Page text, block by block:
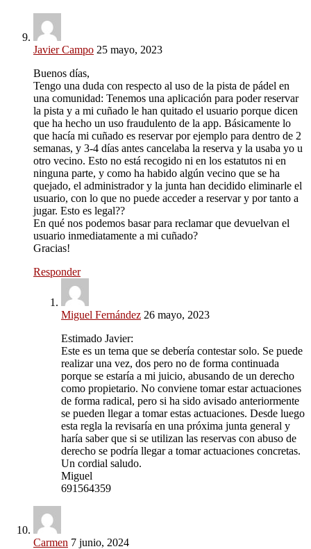
Javier Campo 25 mayo, 2023
Buenos días,
Tengo una duda con respecto al uso de la pista de pádel en
una comunidad: Tenemos una aplicación para poder reservar
la pista y a mi cuñado le han quitado el usuario porque dicen
que ha hecho un uso fraudulento de la app. Básicamente lo
que hacía mi cuñado es reservar por ejemplo para dentro de 2
semanas, y 3-4 días antes cancelaba la reserva y la usaba yo u
otro vecino. Esto no está recogido ni en los estatutos ni en
ninguna parte, y como ha habido algún vecino que se ha
quejado, el administrador y la junta han decidido eliminarle el
usuario, con lo que no puede acceder a reservar y por tanto a
jugar. Esto es legal??
En qué nos podemos basar para reclamar que devuelvan el
usuario inmediatamente a mi cuñado?
Gracias!
Responder
Miguel Fernández 26 mayo, 2023
Estimado Javier:
Este es un tema que se debería contestar solo. Se puede
realizar una vez, dos pero no de forma continuada
porque se estaría a mi juicio, abusando de un derecho
como propietario. No conviene tomar estar actuaciones
de forma radical, pero si ha sido avisado anteriormente
se pueden llegar a tomar estas actuaciones. Desde luego
esta regla la revisaría en una próxima junta general y
haría saber que si se utilizan las reservas con abuso de
derecho se podría llegar a tomar actuaciones concretas.
Un cordial saludo.
Miguel
691564359
Carmen 7 junio, 2024